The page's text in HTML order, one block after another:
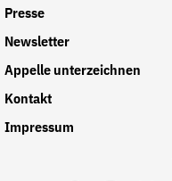
Presse
Newsletter
Appelle unterzeichnen
Kontakt
Impressum